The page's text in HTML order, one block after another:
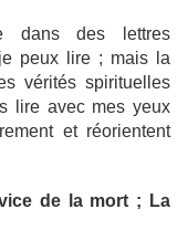
des lettres
peux lire ; mais la
vérités spirituelles
lire avec mes yeux
et réorientent
de la mort ; La